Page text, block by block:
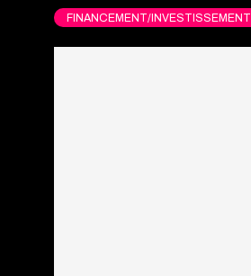
FINANCEMENT/INVESTISSEMENT